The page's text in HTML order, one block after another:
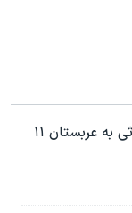
حمله شورشیان حوثی به عربستان ۱۱